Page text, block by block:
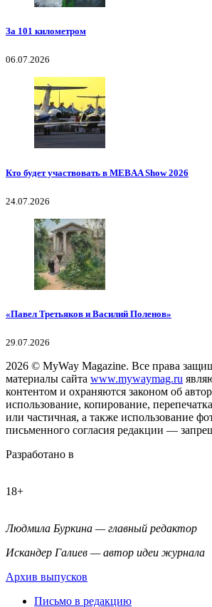
За 101 километром
06.07.2026
Кто будет участвовать в MEBAA Show 2026
24.07.2026
«Павел Третьяков и Василий Поленов»
29.07.2026
2026 © MyWay Magazine. Все права
материалы сайта www.mywaymag.ru
контентом и охраняются законом об
использование, копирование,
или частичная, а также использование
письменного согласия редакции —
Разработано в
18+
Людмила Буркина — главный редактор
Искандер Галиев — автор идеи журнала
Архив выпусков
Письмо в редакцию